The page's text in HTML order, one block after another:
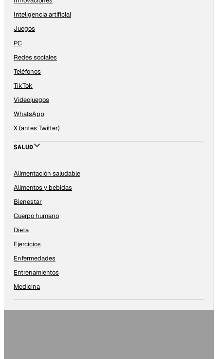
Inteligencia artificial
Juegos
PC
Redes sociales
Teléfonos
TikTok
Videojuegos
WhatsApp
X (antes Twitter)
SALUD
Alimentación saludable
Alimentos y bebidas
Bienestar
Cuerpo humano
Dieta
Ejercicios
Enfermedades
Entrenamientos
Medicina